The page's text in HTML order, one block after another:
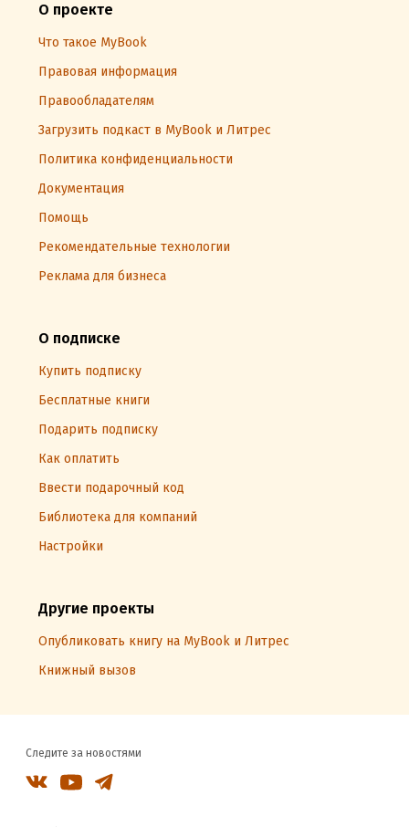
О проекте
Что такое MyBook
Правовая информация
Правообладателям
Загрузить подкаст в MyBook и Литрес
Политика конфиденциальности
Документация
Помощь
Рекомендательные технологии
Реклама для бизнеса
О подписке
Купить подписку
Бесплатные книги
Подарить подписку
Как оплатить
Ввести подарочный код
Библиотека для компаний
Настройки
Другие проекты
Опубликовать книгу на MyBook и Литрес
Книжный вызов
Следите за новостями